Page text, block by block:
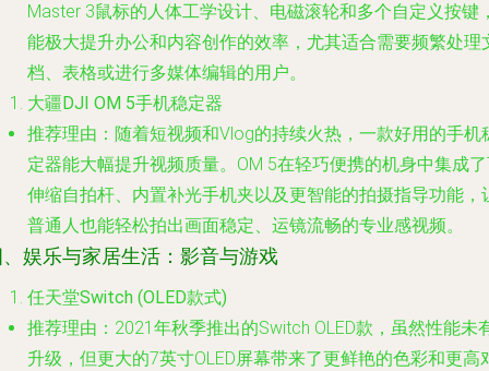
Master 3鼠标的人体工学设计、电磁滚轮和多个自定义按键
能极大提升办公和内容创作的效率，尤其适合需要频繁处理
档、表格或进行多媒体编辑的用户。
大疆DJI OM 5手机稳定器
推荐理由 ：随着短视频和Vlog的持续火热，一款好用的手机
定器能大幅提升视频质量。OM 5在轻巧便携的机身中集成
伸缩自拍杆、内置补光手机夹以及更智能的拍摄指导功能，
普通人也能轻松拍出画面稳定、运镜流畅的专业感视频。
娱乐与家居生活：影音与游戏
任天堂Switch (OLED款式)
推荐理由 ：2021年秋季推出的Switch OLED款，虽然性能未
升级，但更大的7英寸OLED屏幕带来了更鲜艳的色彩和更高